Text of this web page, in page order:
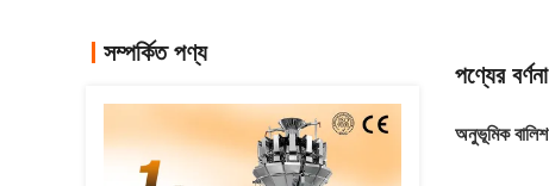
সম্পর্কিত পণ্য
পণ্যের বর্ণনা
অনুভূমিক